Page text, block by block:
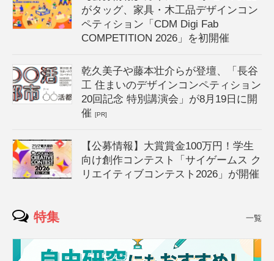
がタッグ、家具・木工品デザインコン
ペティション「CDM Digi Fab
COMPETITION 2026」を初開催
乾久美子や藤本壮介らが登壇、「長谷
工 住まいのデザインコンペティション
20回記念 特別講演会」が8月19日に開
催[PR]
【公募情報】大賞賞金100万円！学生
向け創作コンテスト「サイゲームス ク
リエイティブコンテスト2026」が開催
特集 一覧